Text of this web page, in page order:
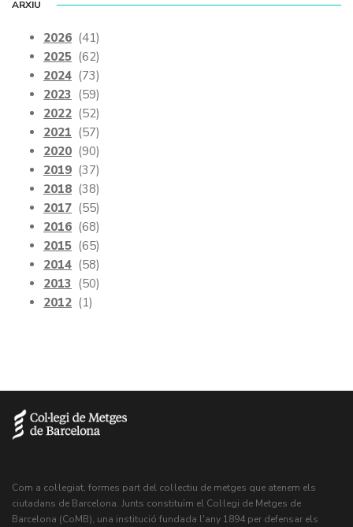
ARXIU
2026 (41)
2025 (62)
2024 (73)
2023 (59)
2022 (52)
2021 (57)
2020 (90)
2019 (37)
2018 (38)
2017 (55)
2016 (68)
2015 (65)
2014 (58)
2013 (50)
2012 (1)
Com a col·legiat, formes part del col·lectiu de metges que atenem els
ciutadans de Barcelona. Junts constituïm el Col·legi de Metges de
Barcelona (CoMB), una institució fundada l'any 1894 per defensar els